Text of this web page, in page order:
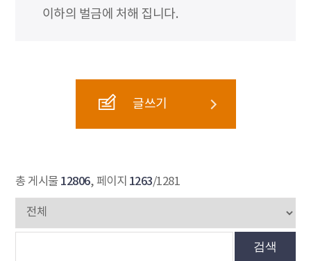
이하의 벌금에 처해 집니다.
글쓰기
총 게시물 12806, 페이지 1263/1281
검색